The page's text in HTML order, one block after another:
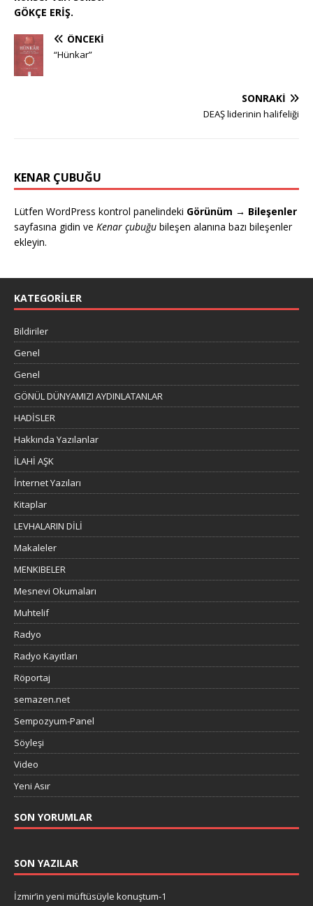
GÖKÇE ERİŞ.
ÖNCEKI
“Hünkar”
SONRAKI
DEAŞ liderinin halifeliği
KENAR ÇUBUĞU
Lütfen WordPress kontrol panelindeki Görünüm → Bileşenler
sayfasına gidin ve Kenar çubuğu bileşen alanına bazı bileşenler
ekleyin.
KATEGORILER
Bildiriler
Genel
Genel
GÖNÜL DÜNYAMIZI AYDINLATANLAR
HADİSLER
Hakkında Yazılanlar
İLAHİ AŞK
İnternet Yazıları
Kitaplar
LEVHALARIN DİLİ
Makaleler
MENKIBELER
Mesnevi Okumaları
Muhtelif
Radyo
Radyo Kayıtları
Röportaj
semazen.net
Sempozyum-Panel
Söyleşi
Video
Yeni Asır
SON YORUMLAR
SON YAZILAR
İzmir’in yeni müftüsüyle konuştum-1